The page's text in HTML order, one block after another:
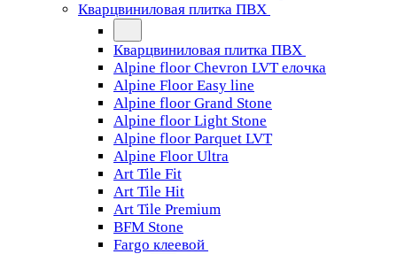
Кварцвиниловая плитка ПВХ
Кварцвиниловая плитка ПВХ
Alpine floor Chevron LVT елочка
Alpine Floor Easy line
Alpine floor Grand Stone
Alpine floor Light Stone
Alpine floor Parquet LVT
Alpine Floor Ultra
Art Tile Fit
Art Tile Hit
Art Tile Premium
BFM Stone
Fargo клеевой